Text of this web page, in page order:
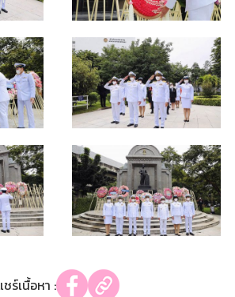
ชร์เนื้อหา :